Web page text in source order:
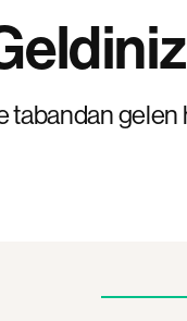
tabandan